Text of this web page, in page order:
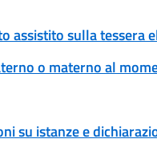
assistito sulla tessera
o materno al
su istanze e